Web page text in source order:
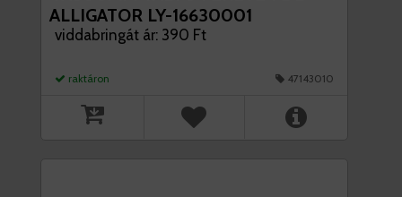
ALLIGATOR LY-16630001
viddabringát ár: 390 Ft
raktáron 47143010